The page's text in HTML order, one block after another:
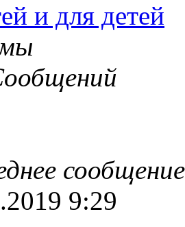
и для детей
сообщение
9:29